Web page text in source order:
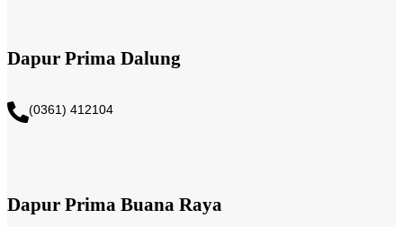
Dapur Prima Dalung
(0361) 412104
Dapur Prima Buana Raya